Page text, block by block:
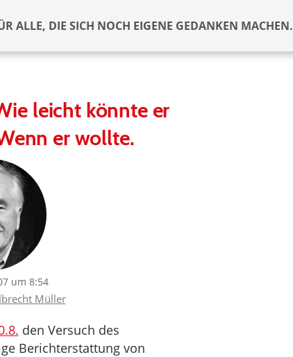
ALLE, DIE SICH NOCH EIGENE GEDANKEN MACHEN.
leicht könnte er
er wollte.
um 8:54
Müller
den Versuch des
Berichterstattung von